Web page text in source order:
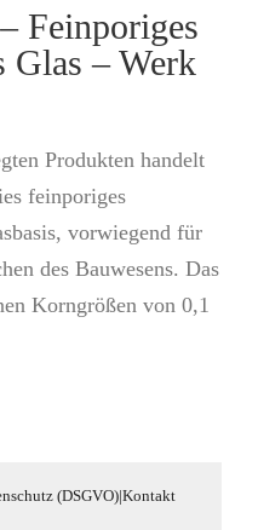
Feinporiges
Glas – Werk
Produkten handelt
feinporiges
vorwiegend für
des Bauwesens. Das
Korngrößen von 0,1
(DSGVO)|Kontakt